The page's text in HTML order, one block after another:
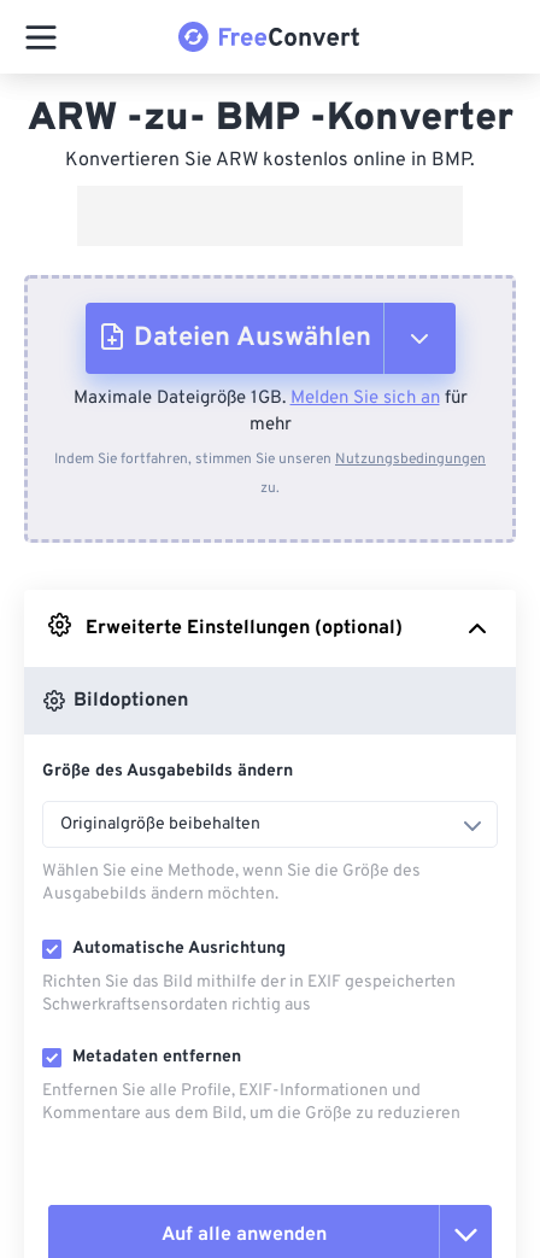
ARW -zu- BMP -Konverter
Konvertieren Sie ARW kostenlos online in BMP.
Dateien Auswählen
Vom Gerät
Von Dropbox
Maximale Dateigröße 1GB.Melden Sie sich anfür
mehr
Indem Sie fortfahren, stimmen Sie unseren Nutzungsbedingungen
zu.
Erweiterte Einstellungen (optional)
Bildoptionen
Größe des Ausgabebilds ändern
Originalgröße beibehalten
Wählen Sie eine Methode, wenn Sie die Größe des
Ausgabebilds ändern möchten.
Automatische Ausrichtung
Richten Sie das Bild mithilfe der in EXIF ​​gespeicherten
Schwerkraftsensordaten richtig aus
Metadaten entfernen
Entfernen Sie alle Profile, EXIF-Informationen und
Kommentare aus dem Bild, um die Größe zu reduzieren
Auf alle anwenden